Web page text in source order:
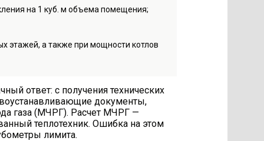
на 1 куб. м объема помещения;
этажей, а также при мощности котлов
ответ: с получения технических
документы,
газа (МЧРГ). Расчет МЧРГ —
теплотехник. Ошибка на этом
лимита.